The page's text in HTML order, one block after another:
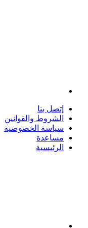
إتصل بنا
الشروط والقوانين
سياسة الخصوصية
مساعدة
الرئيسية